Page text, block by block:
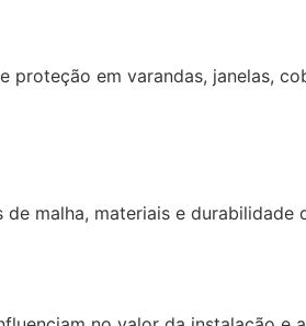
em varandas, janelas,
malha, materiais e durabilidade